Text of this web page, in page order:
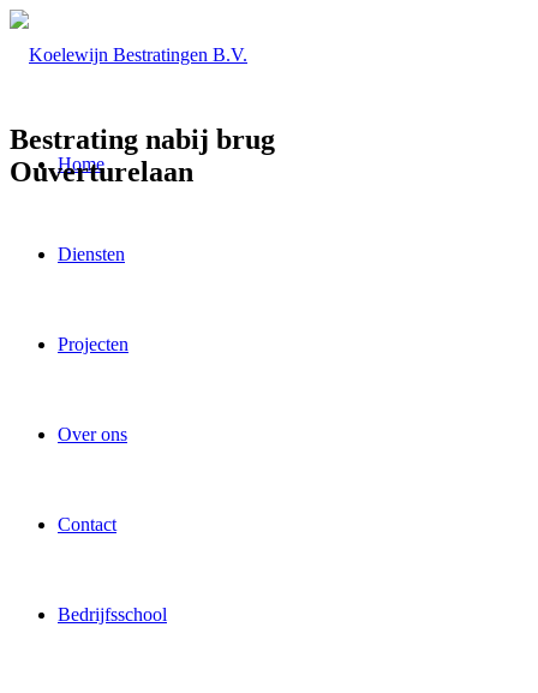
Home
Diensten
Projecten
Over ons
Contact
Bedrijfsschool
Bestrating nabij brug
Ouverturelaan